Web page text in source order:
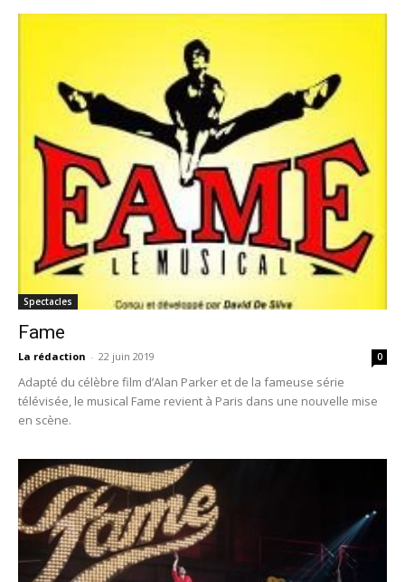
Spectacles
Fame
La rédaction - 22 juin 2019 0
Adapté du célèbre film d’Alan Parker et de la fameuse série
télévisée, le musical Fame revient à Paris dans une nouvelle mise
en scène.